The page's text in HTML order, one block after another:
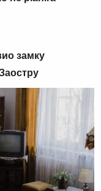
замку